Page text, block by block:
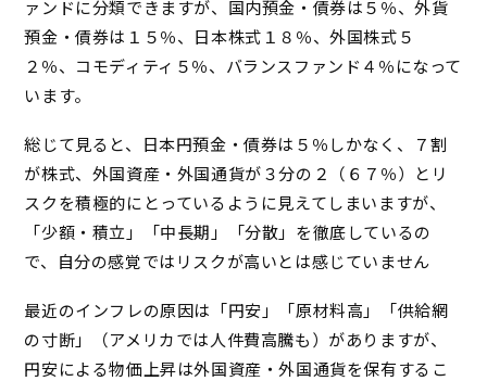
ァンドに分類できますが、国内預金・債券は５％、外貨
預金・債券は１５％、日本株式１８％、外国株式５
２％、コモディティ５％、バランスファンド４％になって
います。
総じて見ると、日本円預金・債券は５％しかなく、７割
が株式、外国資産・外国通貨が３分の２（６７％）とリ
スクを積極的にとっているように見えてしまいますが、
「少額・積立」「中長期」「分散」を徹底しているの
で、自分の感覚ではリスクが高いとは感じていません
最近のインフレの原因は「円安」「原材料高」「供給網
の寸断」（アメリカでは人件費高騰も）がありますが、
円安による物価上昇は外国資産・外国通貨を保有するこ